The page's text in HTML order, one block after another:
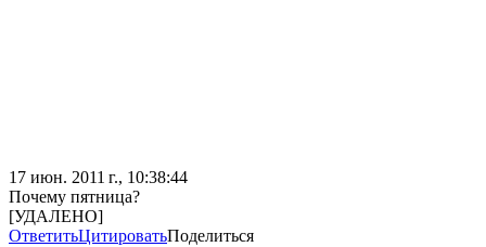
17 июн. 2011 г., 10:38:44
Почему пятница?
[УДАЛЕНО]
ОтветитьЦитироватьПоделиться